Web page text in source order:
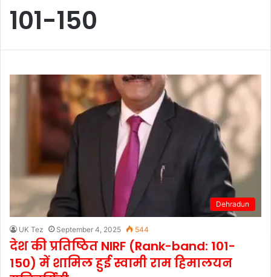
101-150
Dehradun
UK Tez September 4, 2025 544
देश की प्रतिष्ठित NIRF (Rank-band: 101-
150) में शामिल हुई स्वामी राम हिमालयन